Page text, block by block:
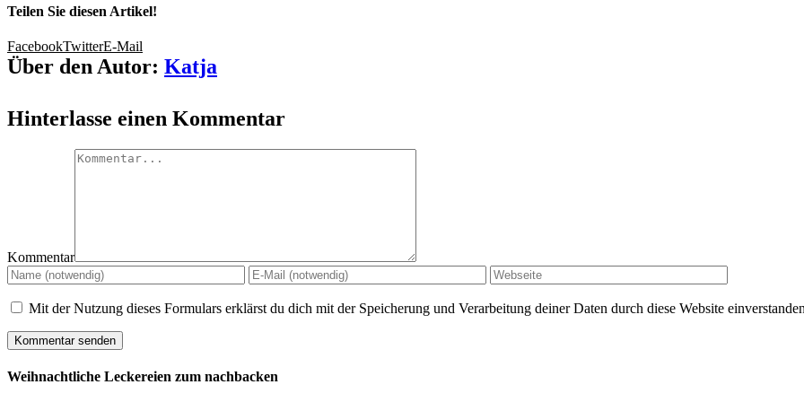
Teilen Sie diesen Artikel!
FacebookTwitterE-Mail
Über den Autor: Katja
Hinterlasse einen Kommentar
Kommentar
Mit der Nutzung dieses Formulars erklärst du dich mit der Speicherung und Verarbeitung deiner Daten durch diese Website
Weihnachtliche Leckereien zum nachbacken